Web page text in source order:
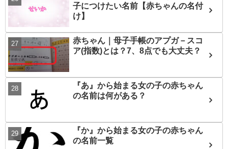
子につけたい名前【赤ちゃんの名付
け】
赤ちゃん｜母子手帳のアプガ－スコ
ア(指数)とは？7、8点でも大丈夫？
『あ』から始まる女の子の赤ちゃん
の名前は何がある？
『か』から始まる女の子の赤ちゃん
の名前一覧